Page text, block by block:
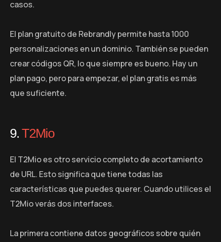
casos.
El plan gratuito de Rebrandly permite hasta 1000
personalizaciones en un dominio. También se pueden
crear códigos QR, lo que siempre es bueno. Hay un
plan pago, pero para empezar, el plan gratis es más
que suficiente.
9.T2Mio
El T2Mio es otro servicio completo de acortamiento
de URL. Esto significa que tiene todas las
características que puedes querer. Cuando utilices el
T2Mio verás dos interfaces.
La primera contiene datos geográficos sobre quién